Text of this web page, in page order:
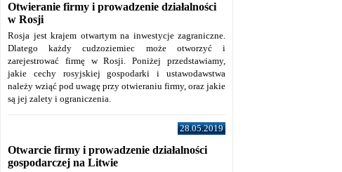
Otwieranie firmy i prowadzenie działalności
w Rosji
Rosja jest krajem otwartym na inwestycje zagraniczne.
Dlatego każdy cudzoziemiec może otworzyć i
zarejestrować firmę w Rosji. Poniżej przedstawiamy,
jakie cechy rosyjskiej gospodarki i ustawodawstwa
należy wziąć pod uwagę przy otwieraniu firmy, oraz jakie
są jej zalety i ograniczenia.
28.05.2019
Otwarcie firmy i prowadzenie działalności
gospodarczej na Litwie